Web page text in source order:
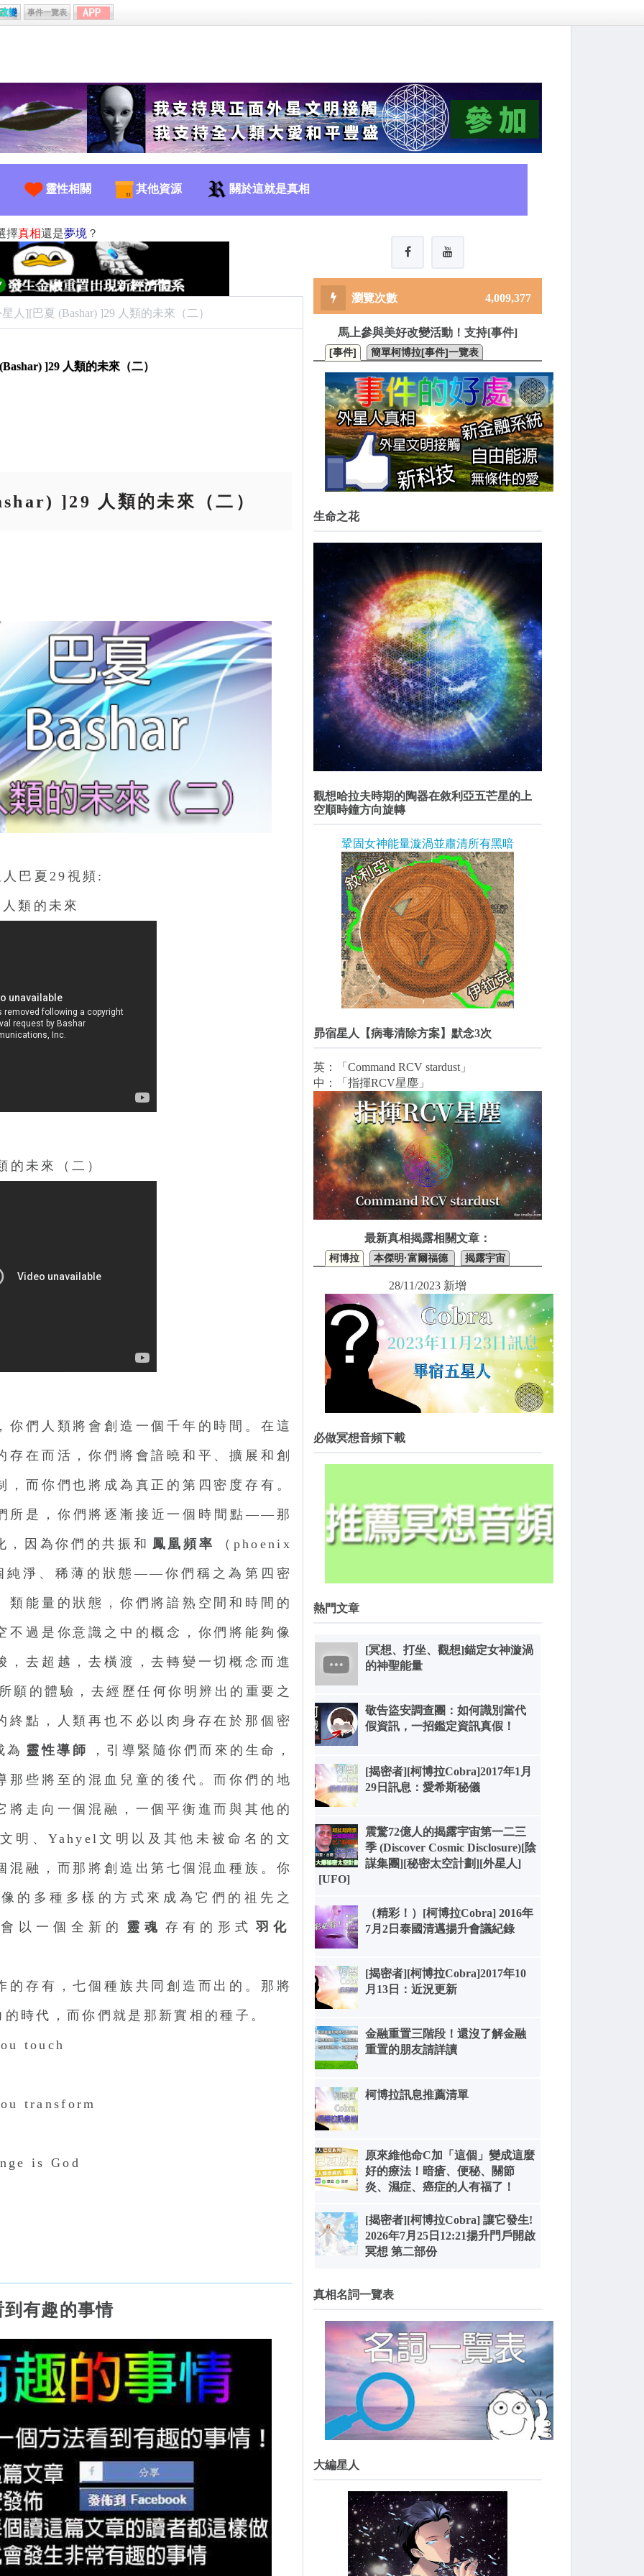
事件一覽表
靈性相關 其他資源 關於這就是真相
擇真相還是夢境 ？
人][巴夏 (Bashar) ]29 人類的未來（二）
]29 人類的未來（二）
]29 人類的未來（二）
人巴夏29視頻:
人類的未來
的未來 （二）
你們人類將會創造一個千年的時間。在這
存在而活，你們將會諳曉和平、擴展和創
而你們也將成為真正的第四密度存有。
所是，你們將逐漸接近一個時間點——那
，因為你們的共振和 鳳凰頻率 （phoenix
純淨、稀薄的狀態——你們稱之為第四密
類能量的狀態，你們將諳熟空間和時間的
不過是你意識之中的概念，你們將能夠像
，去超越，去橫渡，去轉變一切概念而進
願的體驗，去經歷任何你明辨出的重要之
終點，人類再也不必以肉身存在於那個密
為 靈性導師 ，引導緊隨你們而來的生命，
那些將至的混血兒童的後代。而你們的地
將走向一個混融，一個平衡進而與其他的
明、Yahyel文明以及其他未被命名的文
混融，而那將創造出第七個混血種族。你
的多種多樣的方式來成為它們的祖先之
以一個全新的 靈魂 存有的形式 羽化
的存有，七個種族共同創造而出的。那將
時代，而你們就是那新實相的種子。
touch
transform
is God
到有趣的事情
4,009,377
馬上參與美好改變活動！支持[事件]
[事件] 簡單柯博拉[事件]一覽表
生命之花
觀想哈拉夫時期的陶器在敘利亞五芒星的上
空順時鐘方向旋轉
鞏固女神能量漩渦並肅清所有黑暗
昴宿星人【病毒清除方案】默念3次
英：「Command RCV stardust」
中：「指揮RCV星塵」
最新真相揭露相關文章：
柯博拉 本傑明·富爾福德 揭露宇宙
28/11/2023 新增
必做冥想音頻下載
熱門文章
[冥想、打坐、觀想]錨定女神漩渦
的神聖能量
敬告盜安調查團：如何識別當代
假資訊，一招鑑定資訊真假！
[揭密者][柯博拉Cobra]2017年1月
29日訊息：愛希斯秘儀
震驚72億人的揭露宇宙第一二三
季 (Discover Cosmic Disclosure)[陰
謀集團][秘密太空計劃][外星人]
[UFO]
（精彩！）[柯博拉Cobra] 2016年
7月2日泰國清邁揚升會議紀錄
[揭密者][柯博拉Cobra]2017年10
月13日：近況更新
金融重置三階段！還沒了解金融
重置的朋友請詳讀
柯博拉訊息推薦清單
原來維他命C加「這個」變成這麼
好的療法！暗瘡、便秘、關節
炎、濕症、癌症的人有福了！
[揭密者][柯博拉Cobra] 讓它發生!
2026年7月25日12:21揚升門戶開啟
冥想 第二部份
真相名詞一覽表
大編星人